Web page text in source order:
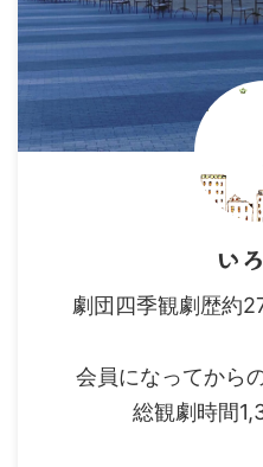
い
劇団四季観劇歴約
会員になってから
総観劇時間